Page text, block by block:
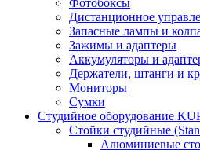
Фотобоксы
Дистанционное
Запасные лампы и
Зажимы и адаптеры
Аккумуляторы и
Держатели, штанги и
Мониторы
Сумки
Студийное оборудование
Стойки студийные
Алюминиевые